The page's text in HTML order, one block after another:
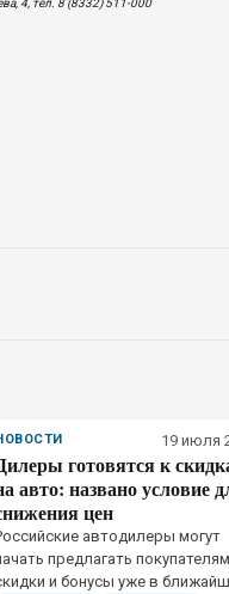
4, тел. 8 (8332) 511-000
19 июля
готовятся к
авто: названо условие
цен
автодилеры могут
предлагать покупателям
и бонусы уже в